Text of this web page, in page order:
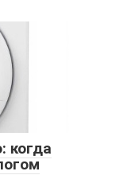
когда